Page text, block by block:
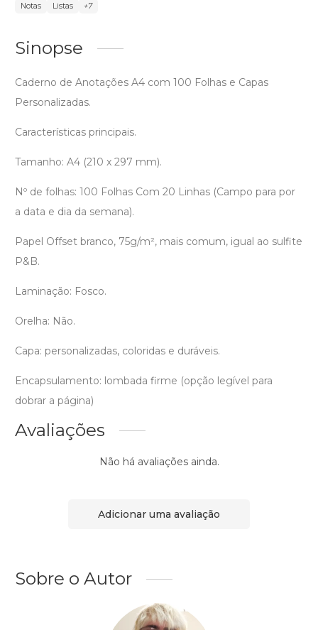
Notas
Listas +7
Sinopse
Caderno de Anotações A4 com 100 Folhas e Capas
Personalizadas.
Características principais.
Tamanho: A4 (210 x 297 mm).
Nº de folhas: 100 Folhas Com 20 Linhas (Campo para por
a data e dia da semana).
Papel Offset branco, 75g/m², mais comum, igual ao sulfite
P&B.
Laminação: Fosco.
Orelha: Não.
Capa: personalizadas, coloridas e duráveis.
Encapsulamento: lombada firme (opção legível para
dobrar a página)
Avaliações
Não há avaliações ainda.
Adicionar uma avaliação
Sobre o Autor